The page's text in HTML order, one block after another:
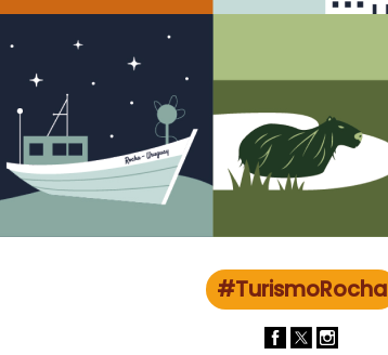
#TurismoRocha